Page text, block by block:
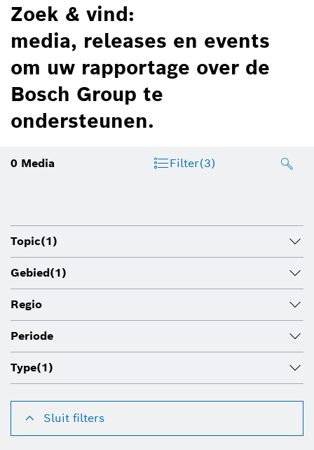
Zoek & vind:
media, releases en events
om uw rapportage over de
Bosch Group te
ondersteunen.
0 Media Filter(3)
Topic(1)
Gebied(1)
Regio
Periode
Type(1)
Sluit filters